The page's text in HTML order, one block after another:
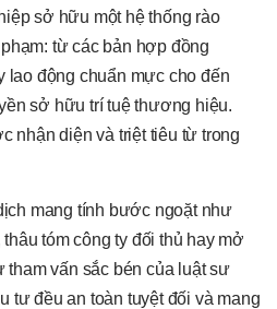
sở hữu một hệ thống rào
từ các bản hợp đồng
lao động chuẩn mực cho đến
sở hữu trí tuệ thương hiệu.
nhận diện và triệt tiêu từ trong
mang tính bước ngoặt như
tóm công ty đối thủ hay mở
tham vấn sắc bén của luật sư
tư đều an toàn tuyệt đối và mang